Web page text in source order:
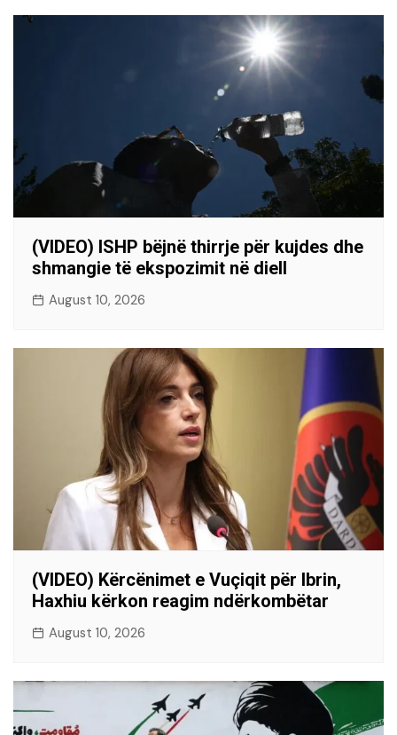
(VIDEO) ISHP bëjnë thirrje për kujdes dhe
shmangie të ekspozimit në diell
August 10, 2026
(VIDEO) Kërcënimet e Vuçiqit për Ibrin,
Haxhiu kërkon reagim ndërkombëtar
August 10, 2026